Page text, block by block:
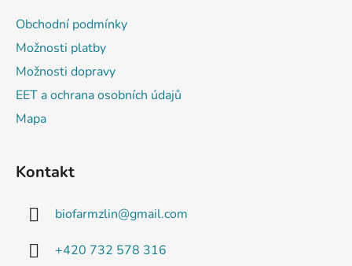
Obchodní podmínky
Možnosti platby
Možnosti dopravy
EET a ochrana osobních údajů
Mapa
Kontakt
biofarmzlin@gmail.com
+420 732 578 316